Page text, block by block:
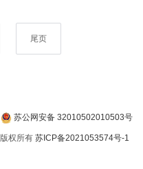
尾页
苏公网安备 32010502010503号
权所有 苏ICP备2021053574号-1